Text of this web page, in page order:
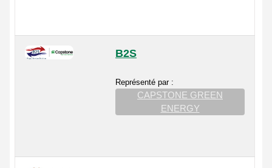
B2S
Représenté par :
CAPSTONE GREEN
ENERGY